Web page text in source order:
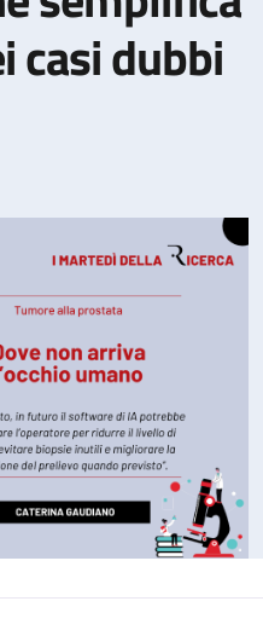
casi dubbi